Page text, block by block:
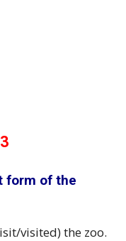
form of the
visited) the zoo.